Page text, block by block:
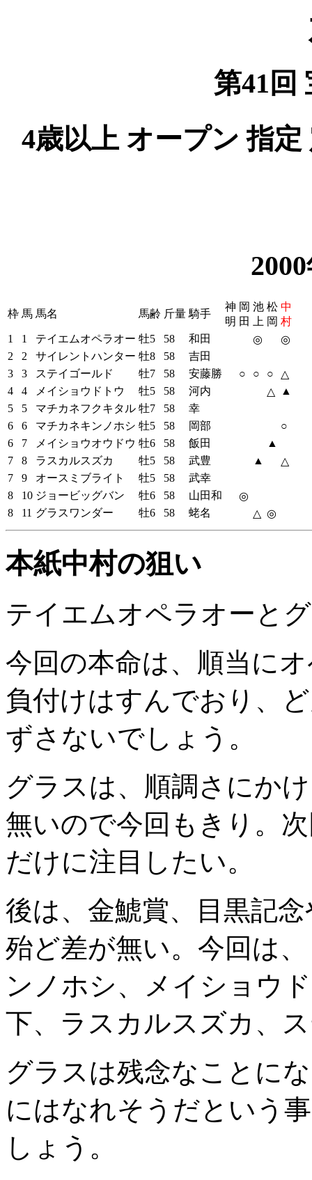
第41回
4歳以上 オープン 指定
枠 馬 馬名 馬齢 斤量 騎手
神
明
岡
田
池
上
松
岡
中
村
1
1 テイエムオペラオー 牡5 58 和田 ◎
◎
2
2 サイレントハンター 牡8 58
吉田
3
3 ステイゴールド 牡7 58 安藤勝 ○ ○ ○
△
4
4 メイショウドトウ 牡5 58 河内 △
▲
5
5 マチカネフクキタル 牡7 58
幸
6
6 マチカネキンノホシ 牡5 58 岡部
○
6
7 メイショウオウドウ 牡6 58 飯田
▲
7
8 ラスカルスズカ 牡5 58 武豊 ▲
△
7
9 オースミブライト 牡5 58
武幸
8
10 ジョービッグバン 牡6 58 山田和
◎
8
11 グラスワンダー 牡6 58 蛯名 △ ◎
本紙中村の狙い
テイエムオペラオーと
今回の本命は、順当に
負付けはすんでおり、
ずさないでしょう。
グラスは、順調さにか
無いので今回もきり。
だけに注目したい。
後は、金鯱賞、目黒記
殆ど差が無い。今回は
ンノホシ、メイショウ
下、ラスカルスズカ、
グラスは残念なことに
にはなれそうだという
しょう。